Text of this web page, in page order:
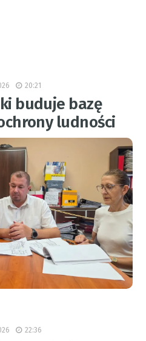
20:21
buduje bazę
ludności
22:36